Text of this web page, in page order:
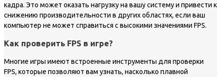
кадра. Это может оказать нагрузку на вашу систему и привести к
снижению производительности в других областях, если ваш
компьютер не может справиться с высокими значениями FPS.
Как проверить FPS в игре?
Многие игры имеют встроенные инструменты для проверки
FPS, которые позволяют вам узнать, насколько плавной